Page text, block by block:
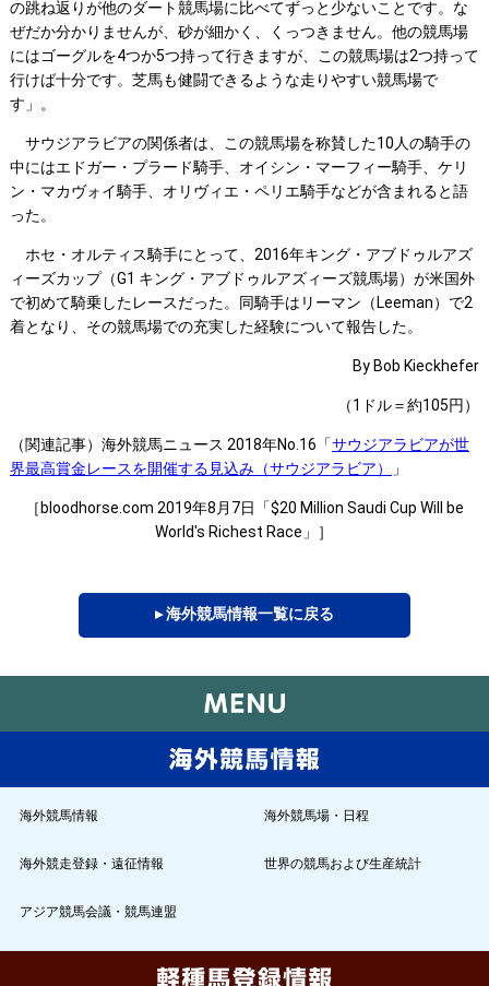
の跳ね返りが他のダート競馬場に比べてずっと少ないことです。な
ぜだか分かりませんが、砂が細かく、くっつきません。他の競馬場
にはゴーグルを4つか5つ持って行きますが、この競馬場は2つ持って
行けば十分です。芝馬も健闘できるような走りやすい競馬場で
す」。
サウジアラビアの関係者は、この競馬場を称賛した10人の騎手の
中にはエドガー・プラード騎手、オイシン・マーフィー騎手、ケリ
ン・マカヴォイ騎手、オリヴィエ・ペリエ騎手などが含まれると語
った。
ホセ・オルティス騎手にとって、2016年キング・アブドゥルアズ
ィーズカップ（G1 キング・アブドゥルアズィーズ競馬場）が米国外
で初めて騎乗したレースだった。同騎手はリーマン（Leeman）で2
着となり、その競馬場での充実した経験について報告した。
By Bob Kieckhefer
（1ドル＝約105円）
（関連記事）海外競馬ニュース 2018年No.16「サウジアラビアが世
界最高賞金レースを開催する見込み（サウジアラビア）
」
［bloodhorse.com 2019年8月7日「$20 Million Saudi Cup Will be
World's Richest Race」］
▸ 海外競馬情報一覧に戻る
海外競馬情報 海外競馬場・日程
海外競走登録・遠征情報 世界の競馬および生産統計
アジア競馬会議・競馬連盟